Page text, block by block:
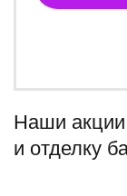
Наши акции
и отделку